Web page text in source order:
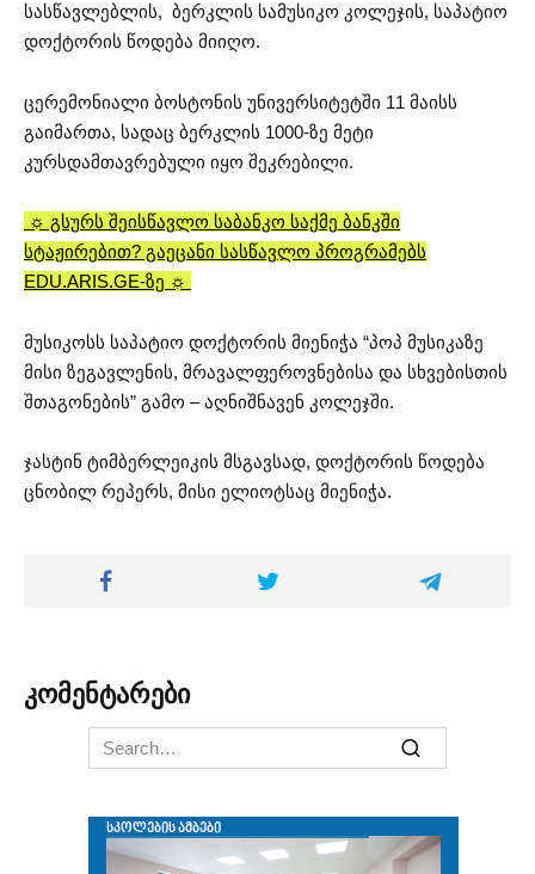
სასწავლებლის, ბერკლის სამუსიკო კოლეჯის, საპატიო
დოქტორის წოდება მიიღო.
ცერემონიალი ბოსტონის უნივერსიტეტში 11 მაისს
გაიმართა, სადაც ბერკლის 1000-ზე მეტი
კურსდამთავრებული იყო შეკრებილი.
☼ გსურს შეისწავლო საბანკო საქმე ბანკში
სტაჟირებით? გაეცანი სასწავლო პროგრამებს
EDU.ARIS.GE-ზე ☼
მუსიკოსს საპატიო დოქტორის მიენიჭა “პოპ მუსიკაზე
მისი ზეგავლენის, მრავალფეროვნებისა და სხვებისთის
შთაგონების” გამო – აღნიშნავენ კოლეჯში.
ჯასტინ ტიმბერლეიკის მსგავსად, დოქტორის წოდება
ცნობილ რეპერს, მისი ელიოტსაც მიენიჭა.
კომენტარები
Search
for: